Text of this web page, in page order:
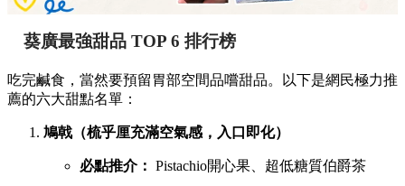
葵廣最強甜品 TOP 6 排行榜
吃完鹹食，當然要預留胃部空間品嚐甜品。以下是網民極力推
薦的六大甜點名單：
鳩戟（梳乎厘充滿空氣感，入口即化）
必點推介： Pistachio開心果、超低糖質伯爵茶